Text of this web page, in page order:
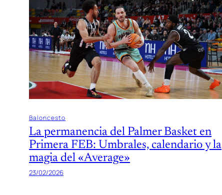
Baloncesto
La permanencia del Palmer Basket en
Primera FEB: Umbrales, calendario y la
magia del «Average»
23/02/2026